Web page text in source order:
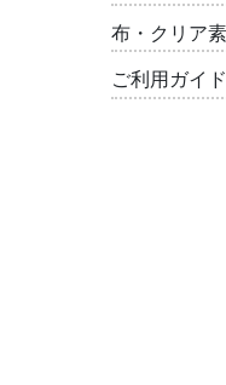
布・クリア
ご利用ガイド